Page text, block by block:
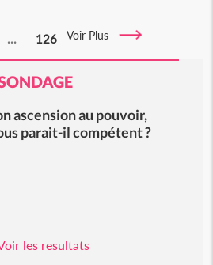
... 126 Voir Plus
ascension au pouvoir,
parait-il compétent ?
les resultats